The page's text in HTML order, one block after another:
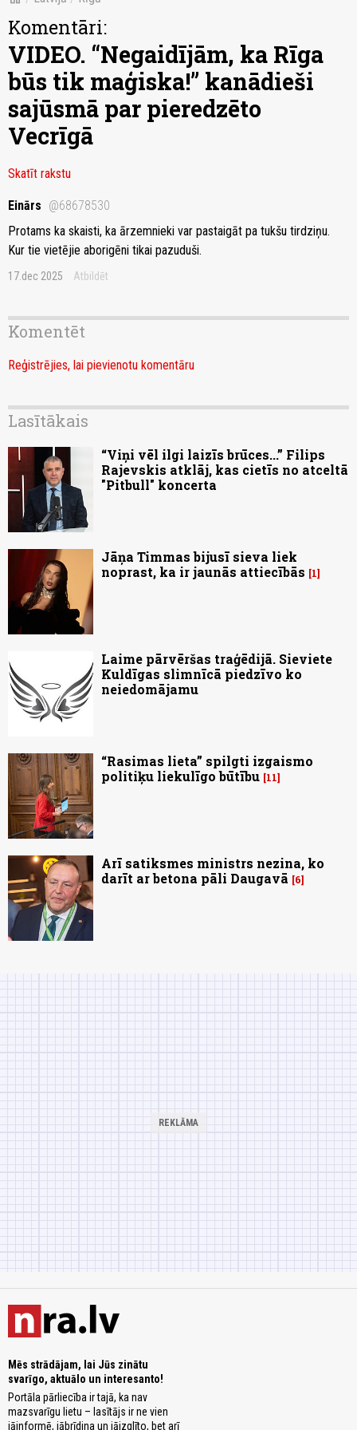
Komentāri:
VIDEO. “Negaidījām, ka Rīga
būs tik maģiska!” kanādieši
sajūsmā par pieredzēto
Vecrīgā
Skatīt rakstu
Einārs @68678530
Protams ka skaisti, ka ārzemnieki var pastaigāt pa tukšu tirdziņu.
Kur tie vietējie aborigēni tikai pazuduši.
17.dec 2025 Atbildēt
Komentēt
Reģistrējies, lai pievienotu komentāru
Lasītākais
“Viņi vēl ilgi laizīs brūces...” Filips
Rajevskis atklāj, kas cietīs no atceltā
"Pitbull" koncerta
Jāņa Timmas bijusī sieva liek
noprast, ka ir jaunās attiecībās
1
Laime pārvēršas traģēdijā. Sieviete
Kuldīgas slimnīcā piedzīvo ko
neiedomājamu
“Rasimas lieta” spilgti izgaismo
politiķu liekulīgo būtību 11
Arī satiksmes ministrs nezina, ko
darīt ar betona pāli Daugavā
6
Mēs strādājam, lai Jūs zinātu
svarīgo, aktuālo un interesanto!
Portāla pārliecība ir tajā, ka nav
mazsvarīgu lietu – lasītājs ir ne vien
jāinformē, jābrīdina un jāizglīto, bet arī